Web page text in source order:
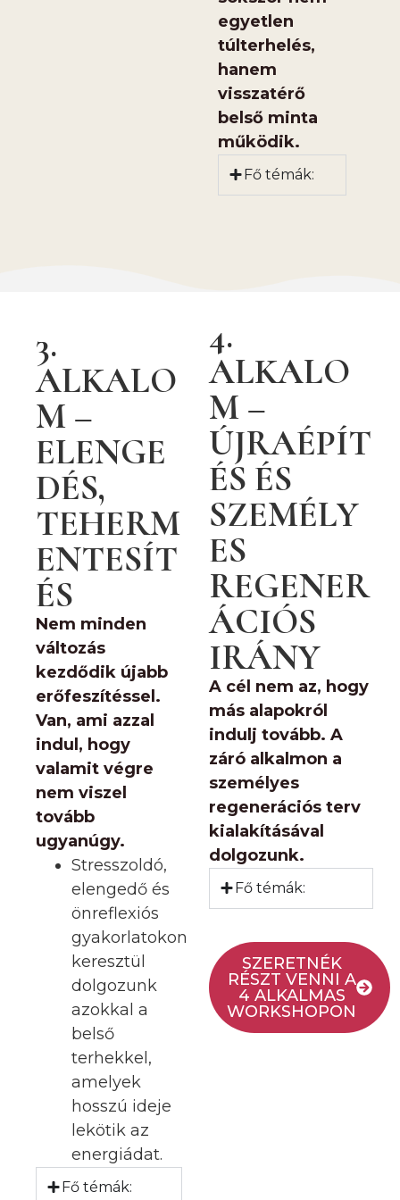
egyetlen
túlterhelés,
hanem
visszatérő
belső minta
működik.
Fő témák:
3.
ALKALO
M –
ELENGE
DÉS,
TEHERM
ENTESÍT
ÉS
Nem minden
változás
kezdődik újabb
erőfeszítéssel.
Van, ami azzal
indul, hogy
valamit végre
nem viszel
tovább
ugyanúgy.
Stresszoldó,
elengedő és
önreflexiós
gyakorlatokon
keresztül
dolgozunk
azokkal a
belső
terhekkel,
amelyek
hosszú ideje
lekötik az
energiádat.
Fő témák:
4.
ALKALO
M –
ÚJRAÉPÍT
ÉS ÉS
SZEMÉLY
ES
REGENER
ÁCIÓS
IRÁNY
A cél nem az, hogy
más alapokról
indulj tovább. A
záró alkalmon a
személyes
regenerációs terv
kialakításával
dolgozunk.
Fő témák:
SZERETNÉK
RÉSZT VENNI A
4 ALKALMAS
WORKSHOPON